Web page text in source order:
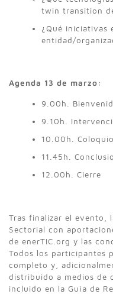
twin transition
¿Qué iniciativas
entidad/
Agenda 13 de marzo:
9.00h.
9.10h.
10.00h.
11.45h.
12.00h. Cierre
Tras finalizar el evento,
Sectorial con
de enerTIC.org y las
Todos los participantes
completo y,
distribuido a medios de
incluido en la Guía de